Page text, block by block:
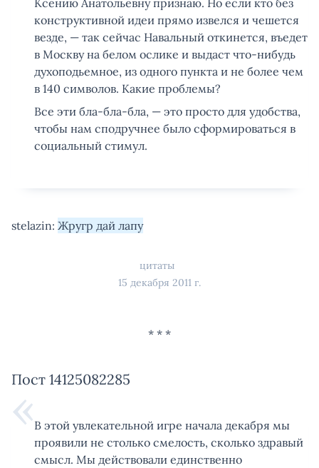
конструктивной идеи прямо извелся и чешется
везде, — так сейчас Навальный откинется, въедет
в Москву на белом ослике и выдаст что-нибудь
духоподьемное, из одного пункта и не более чем
в 140 символов. Какие проблемы?
Все эти бла-бла-бла, — это просто для удобства,
чтобы нам сподручнее было сформироваться в
социальный стимул.
stelazin: Жругр дай лапу
цитаты
15 декабря 2011 г.
Пост 14125082285
В этой увлекательной игре начала декабря мы
проявили не столько смелость, сколько здравый
смысл. Мы действовали единственно